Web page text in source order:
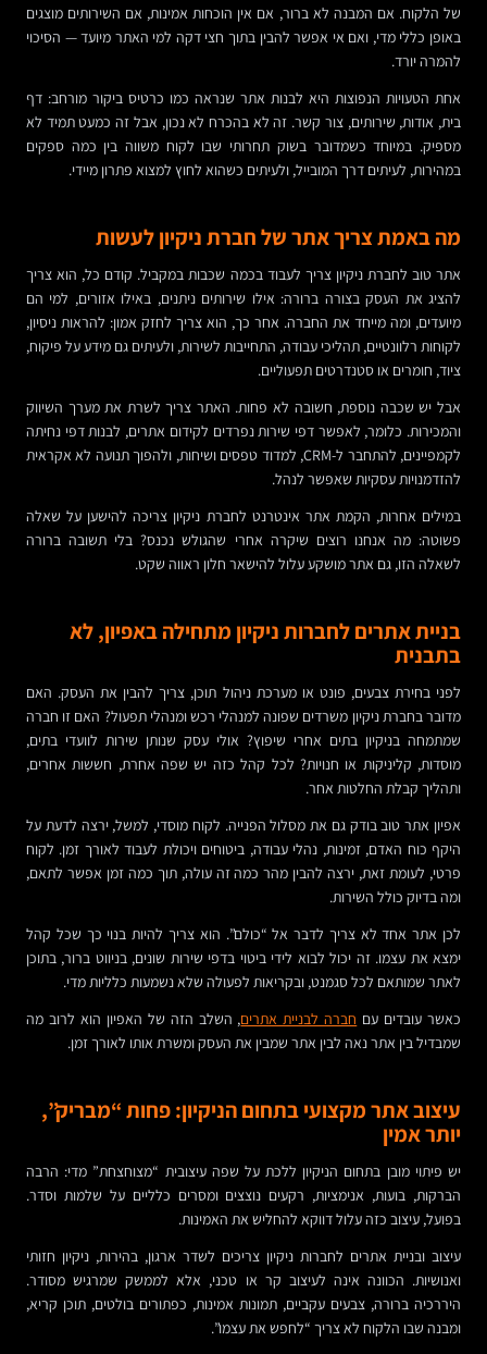
של הלקוח. אם המבנה לא ברור, אם אין הוכחות אמינות, אם השירותים מוצגים
באופן כללי מדי, ואם אי אפשר להבין בתוך חצי דקה למי האתר מיועד — הסיכוי
להמרה יורד.
אחת הטעויות הנפוצות היא לבנות אתר שנראה כמו כרטיס ביקור מורחב: דף
בית, אודות, שירותים, צור קשר. זה לא בהכרח לא נכון, אבל זה כמעט תמיד לא
מספיק. במיוחד כשמדובר בשוק תחרותי שבו לקוח משווה בין כמה ספקים
במהירות, לעיתים דרך המובייל, ולעיתים כשהוא לחוץ למצוא פתרון מיידי.
מה באמת צריך אתר של חברת ניקיון לעשות
אתר טוב לחברת ניקיון צריך לעבוד בכמה שכבות במקביל. קודם כל, הוא צריך
להציג את העסק בצורה ברורה: אילו שירותים ניתנים, באילו אזורים, למי הם
מיועדים, ומה מייחד את החברה. אחר כך, הוא צריך לחזק אמון: להראות ניסיון,
לקוחות רלוונטיים, תהליכי עבודה, התחייבות לשירות, ולעיתים גם מידע על פיקוח,
ציוד, חומרים או סטנדרטים תפעוליים.
אבל יש שכבה נוספת, חשובה לא פחות. האתר צריך לשרת את מערך השיווק
והמכירות. כלומר, לאפשר דפי שירות נפרדים לקידום אתרים, לבנות דפי נחיתה
לקמפיינים, להתחבר ל-CRM, למדוד טפסים ושיחות, ולהפוך תנועה לא אקראית
להזדמנויות עסקיות שאפשר לנהל.
במילים אחרות, הקמת אתר אינטרנט לחברת ניקיון צריכה להישען על שאלה
פשוטה: מה אנחנו רוצים שיקרה אחרי שהגולש נכנס? בלי תשובה ברורה
לשאלה הזו, גם אתר מושקע עלול להישאר חלון ראווה שקט.
בניית אתרים לחברות ניקיון מתחילה באפיון, לא
בתבנית
לפני בחירת צבעים, פונט או מערכת ניהול תוכן, צריך להבין את העסק. האם
מדובר בחברת ניקיון משרדים שפונה למנהלי רכש ומנהלי תפעול? האם זו חברה
שמתמחה בניקיון בתים אחרי שיפוץ? אולי עסק שנותן שירות לוועדי בתים,
מוסדות, קליניקות או חנויות? לכל קהל כזה יש שפה אחרת, חששות אחרים,
ותהליך קבלת החלטות אחר.
אפיון אתר טוב בודק גם את מסלול הפנייה. לקוח מוסדי, למשל, ירצה לדעת על
היקף כוח האדם, זמינות, נהלי עבודה, ביטוחים ויכולת לעבוד לאורך זמן. לקוח
פרטי, לעומת זאת, ירצה להבין מהר כמה זה עולה, תוך כמה זמן אפשר לתאם,
ומה בדיוק כולל השירות.
לכן אתר אחד לא צריך לדבר אל “כולם”. הוא צריך להיות בנוי כך שכל קהל
ימצא את עצמו. זה יכול לבוא לידי ביטוי בדפי שירות שונים, בניווט ברור, בתוכן
לאתר שמותאם לכל סגמנט, ובקריאות לפעולה שלא נשמעות כלליות מדי.
כאשר עובדים עם חברה לבניית אתרים, השלב הזה של האפיון הוא לרוב מה
שמבדיל בין אתר נאה לבין אתר שמבין את העסק ומשרת אותו לאורך זמן.
עיצוב אתר מקצועי בתחום הניקיון: פחות “מבריק”,
יותר אמין
יש פיתוי מובן בתחום הניקיון ללכת על שפה עיצובית “מצוחצחת” מדי: הרבה
הברקות, בועות, אנימציות, רקעים נוצצים ומסרים כלליים על שלמות וסדר.
בפועל, עיצוב כזה עלול דווקא להחליש את האמינות.
עיצוב ובניית אתרים לחברות ניקיון צריכים לשדר ארגון, בהירות, ניקיון חזותי
ואנושיות. הכוונה אינה לעיצוב קר או טכני, אלא לממשק שמרגיש מסודר.
היררכיה ברורה, צבעים עקביים, תמונות אמינות, כפתורים בולטים, תוכן קריא,
ומבנה שבו הלקוח לא צריך “לחפש את עצמו”.